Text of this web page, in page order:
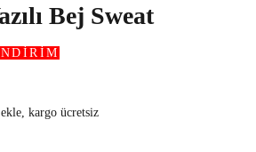
Bej Sweat
kargo ücretsiz